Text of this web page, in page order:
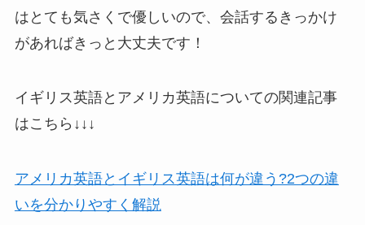
はとても気さくで優しいので、会話するきっかけ
があればきっと大丈夫です！
イギリス英語とアメリカ英語についての関連記事
はこちら↓↓↓
アメリカ英語とイギリス英語は何が違う?2つの違
いを分かりやすく解説